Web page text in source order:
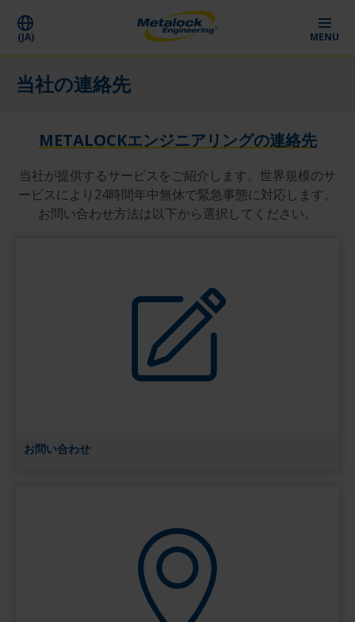
(JA) MENU
当社の連絡先
METALOCKエンジニアリングの連絡先
当社が提供するサービスをご紹介します。世界規模のサ
ービスにより24時間年中無休で緊急事態に対応します。
お問い合わせ方法は以下から選択してください。
お問い合わせ